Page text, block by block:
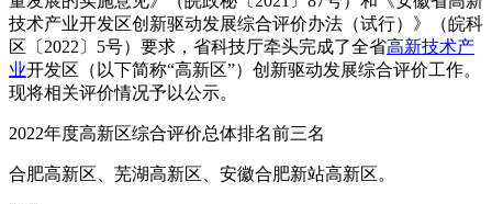
技术产业开发区创新驱动发展综合评价办法（试行）》（皖科
区〔2022〕5号）要求，省科技厅牵头完成了全省高新技术产
业开发区（以下简称“高新区”）创新驱动发展综合评价工作。
现将相关评价情况予以公示。
2022年度高新区综合评价总体排名前三名
合肥高新区、芜湖高新区、安徽合肥新站高新区。